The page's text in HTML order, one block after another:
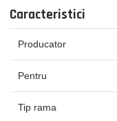
Caracteristici
Producator
Pentru
Tip rama